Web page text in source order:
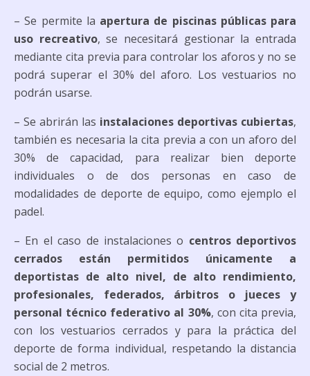
– Se permite la apertura de piscinas públicas para
uso recreativo, se necesitará gestionar la entrada
mediante cita previa para controlar los aforos y no se
podrá superar el 30% del aforo. Los vestuarios no
podrán usarse.
– Se abrirán las instalaciones deportivas cubiertas,
también es necesaria la cita previa a con un aforo del
30% de capacidad, para realizar bien deporte
individuales o de dos personas en caso de
modalidades de deporte de equipo, como ejemplo el
padel.
– En el caso de instalaciones o centros deportivos
cerrados están permitidos únicamente a
deportistas de alto nivel, de alto rendimiento,
profesionales, federados, árbitros o jueces y
personal técnico federativo al 30%, con cita previa,
con los vestuarios cerrados y para la práctica del
deporte de forma individual, respetando la distancia
social de 2 metros.